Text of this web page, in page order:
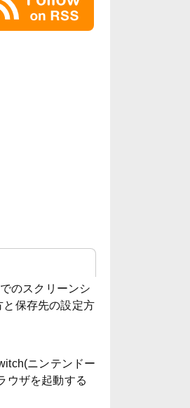
のスクリーンシ
と保存先の設定方
ニンテンドー
ウザを起動する